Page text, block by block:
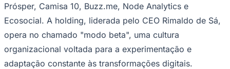
Prósper, Camisa 10, Buzz.me, Node Analytics e
Ecosocial. A holding, liderada pelo CEO Rimaldo de Sá,
opera no chamado "modo beta", uma cultura
organizacional voltada para a experimentação e
adaptação constante às transformações digitais.